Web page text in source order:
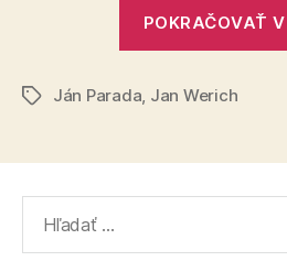
POKRAČOVAŤ
ZnačkyJán Parada, Jan Werich